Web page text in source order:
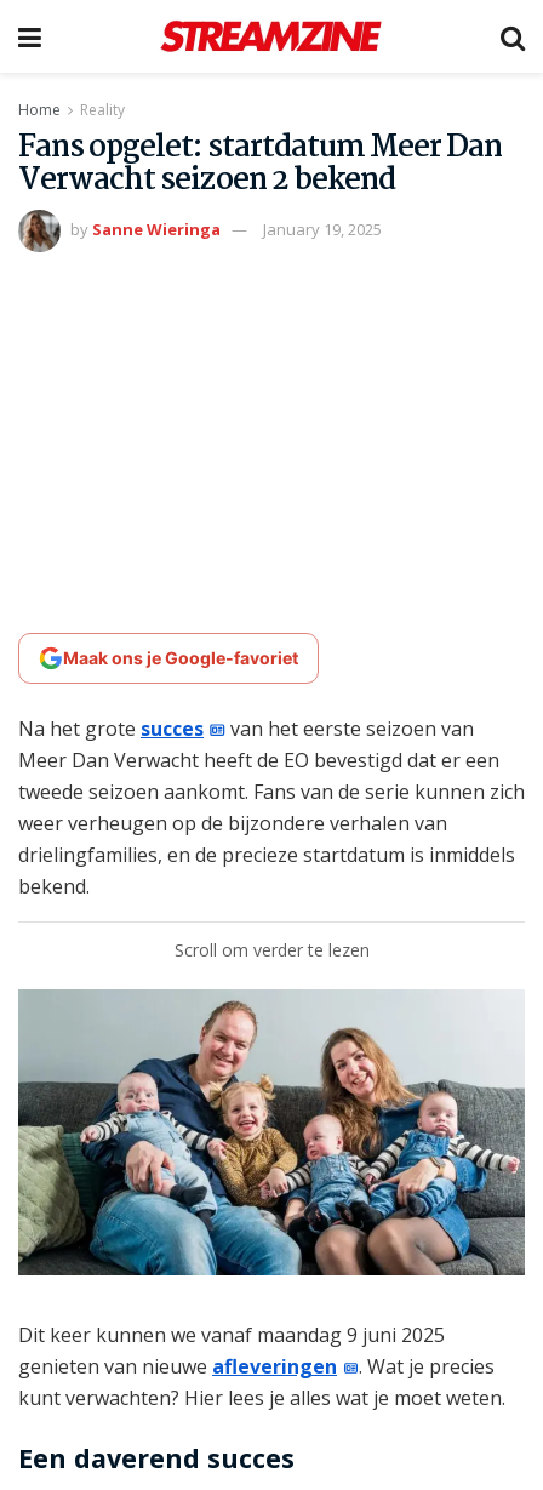
Home Reality
Fans opgelet: startdatum Meer Dan
Verwacht seizoen 2 bekend
by Sanne Wieringa January 19, 2025
Maak ons je Google-favoriet
Na het grote succes
van het eerste seizoen van
Meer Dan Verwacht heeft de EO bevestigd dat er een
tweede seizoen aankomt. Fans van de serie kunnen zich
weer verheugen op de bijzondere verhalen van
drielingfamilies, en de precieze startdatum is inmiddels
bekend.
Scroll om verder te lezen
Dit keer kunnen we vanaf maandag 9 juni 2025
genieten van nieuwe afleveringen
. Wat je precies
kunt verwachten? Hier lees je alles wat je moet weten.
Een daverend succes